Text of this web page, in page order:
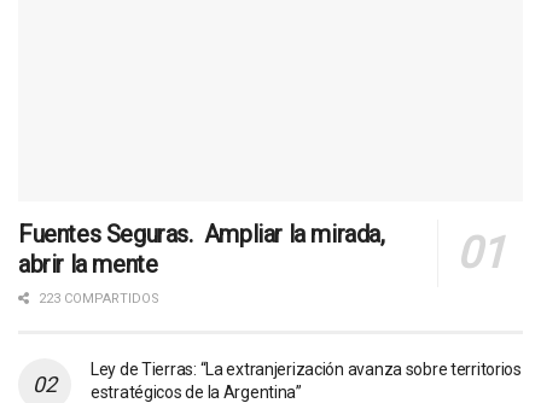
Fuentes Seguras. Ampliar la mirada,
abrir la mente
223 COMPARTIDOS
Ley de Tierras: “La extranjerización avanza sobre territorios
estratégicos de la Argentina”